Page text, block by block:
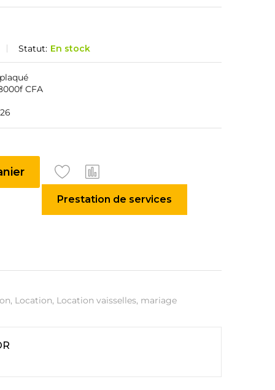
Statut: En stock
CFA
Prestation de services
, Location, Location vaisselles, mariage